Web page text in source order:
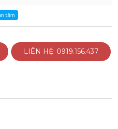
LIÊN HỆ: 0919.156.437